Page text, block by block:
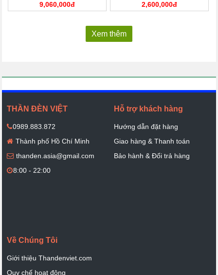
9,060,000đ 2,600,000đ
Xem thêm
THẦN ĐÈN VIỆT
0989.883.872
Thành phố Hồ Chí Minh
thanden.asia@gmail.com
8:00 - 22:00
Hỗ trợ khách hàng
Hướng dẫn đặt hàng
Giao hàng & Thanh toán
Bảo hành & Đổi trả hàng
Về Chúng Tôi
Giới thiệu Thandenviet.com
Quy chế hoạt động